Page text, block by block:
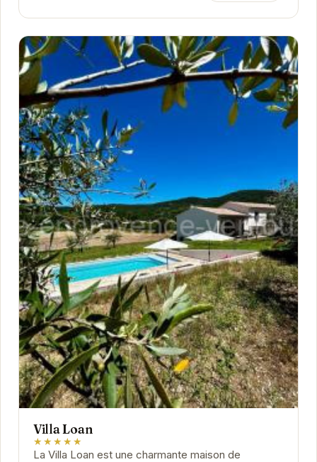
Villa Loan
★★★★★
La Villa Loan est une charmante maison de